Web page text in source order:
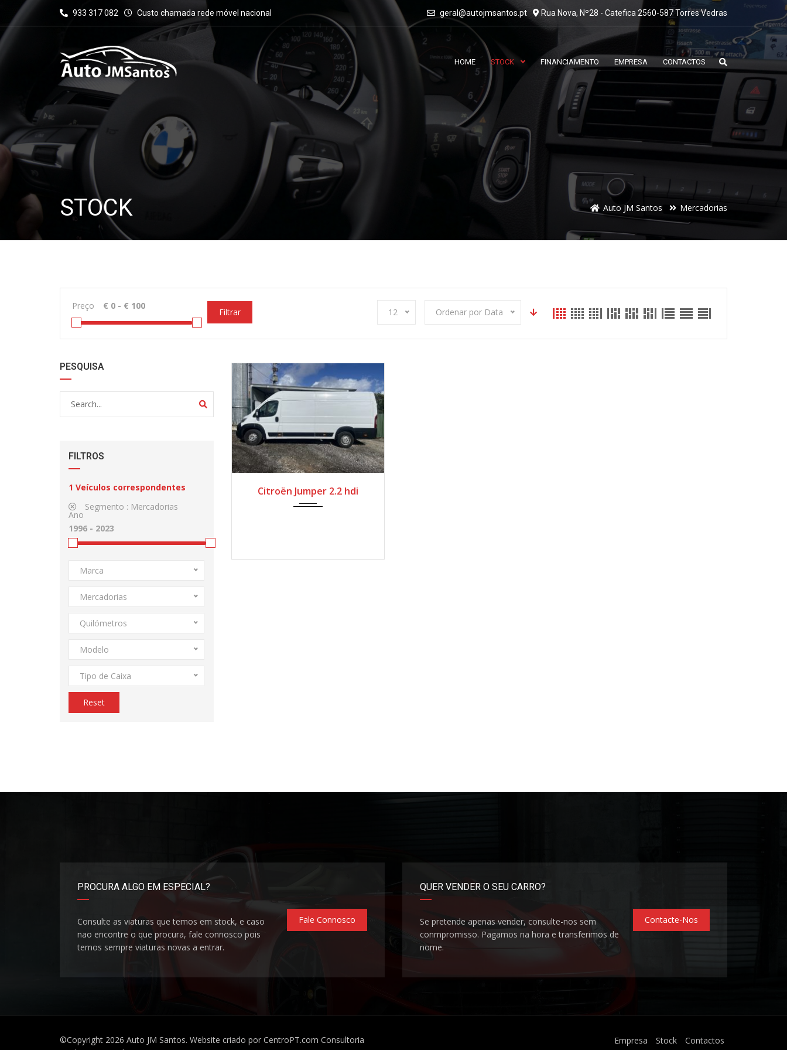
933 317 082 Custo chamada rede móvel nacional geral@autojmsantos.pt Rua Nova, Nº28 - Catefica 2560-587 Torres Vedras
HOME STOCK FINANCIAMENTO EMPRESA CONTACTOS
STOCK Auto JM Santos Mercadorias
Preço
Filtrar 12 Ordenar por Data
PESQUISA
FILTROS
1 Veículos correspondentes
Segmento : Mercadorias
Ano
Marca
Mercadorias
Quilómetros
Modelo
Tipo de Caixa
Reset
Citroën Jumper 2.2 hdi
PROCURA ALGO EM ESPECIAL?
Consulte as viaturas que temos em stock, e caso
nao encontre o que procura, fale connosco pois
temos sempre viaturas novas a entrar.
Fale Connosco
QUER VENDER O SEU CARRO?
Se pretende apenas vender, consulte-nos sem
conmpromisso. Pagamos na hora e transferimos de
nome.
Contacte-Nos
©Copyright 2026 Auto JM Santos. Website criado por CentroPT.com Consultoria
Empresa Stock Contactos